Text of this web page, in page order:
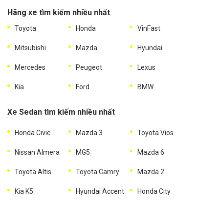
Hãng xe tìm kiếm nhiều nhất
Toyota Honda VinFast
Mitsubishi Mazda Hyundai
Mercedes Peugeot Lexus
Kia Ford BMW
Xe Sedan tìm kiếm nhiều nhất
Honda Civic Mazda 3 Toyota Vios
Nissan Almera MG5 Mazda 6
Toyota Altis Toyota Camry Mazda 2
Kia K5 Hyundai Accent Honda City